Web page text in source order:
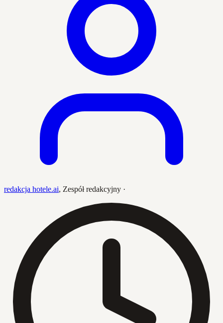
redakcja hotele.ai, Zespół redakcyjny ·